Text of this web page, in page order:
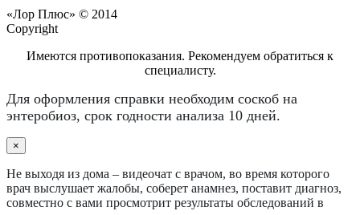
«Лор Плюс» © 2014
Copyright
Имеются противопоказания. Рекомендуем обратиться к
специалисту.
Для оформления справки необходим соскоб на
энтеробиоз, срок годности анализа 10 дней.
×
Не выходя из дома – видеочат с врачом, во время которого
врач выслушает жалобы, соберет анамнез, поставит диагноз,
совместно с вами просмотрит результаты обследований в